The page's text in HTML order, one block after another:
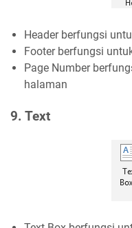
Header berfungsi
Footer berfungsi
Page Number
halaman
9. Text